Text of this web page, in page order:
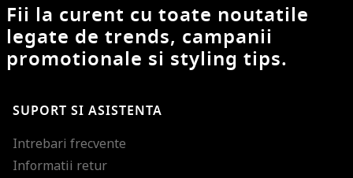
Fii la curent cu toate noutatile
legate de trends, campanii
promotionale si styling tips.
SUPORT SI ASISTENTA
Intrebari frecvente
Informatii retur